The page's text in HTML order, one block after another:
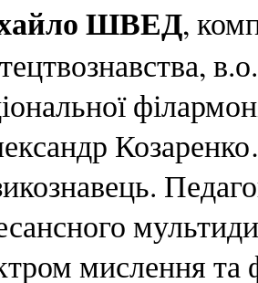
ШВЕД,
мислення та